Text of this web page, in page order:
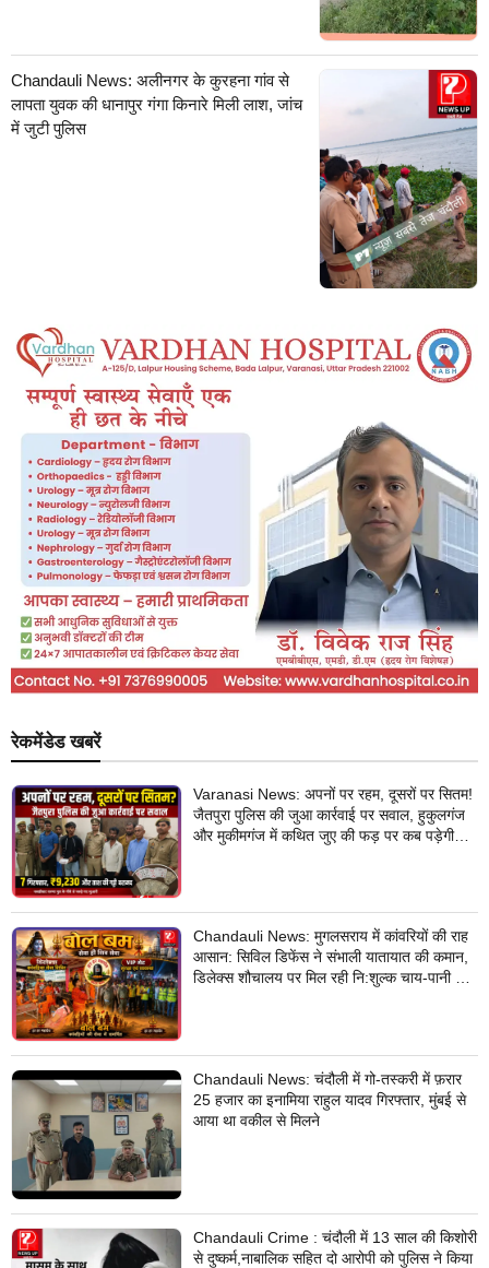
Chandauli News: अलीनगर के कुरहना गांव से
लापता युवक की धानापुर गंगा किनारे मिली लाश, जांच
में जुटी पुलिस
रेकमेंडेड खबरें
Varanasi News: अपनों पर रहम, दूसरों पर सितम!
जैतपुरा पुलिस की जुआ कार्रवाई पर सवाल, हुकुलगंज
और मुकीमगंज में कथित जुए की फड़ पर कब पड़ेगी
Chandauli News: मुगलसराय में कांवरियों की राह
आसान: सिविल डिफेंस ने संभाली यातायात की कमान,
डिलेक्स शौचालय पर मिल रही नि:शुल्क चाय-पानी की
Chandauli News: चंदौली में गो-तस्करी में फ़रार
25 हजार का इनामिया राहुल यादव गिरफ्तार, मुंबई से
आया था वकील से मिलने
Chandauli Crime : चंदौली में 13 साल की किशोरी
से दुष्कर्म,नाबालिक सहित दो आरोपी को पुलिस ने किया